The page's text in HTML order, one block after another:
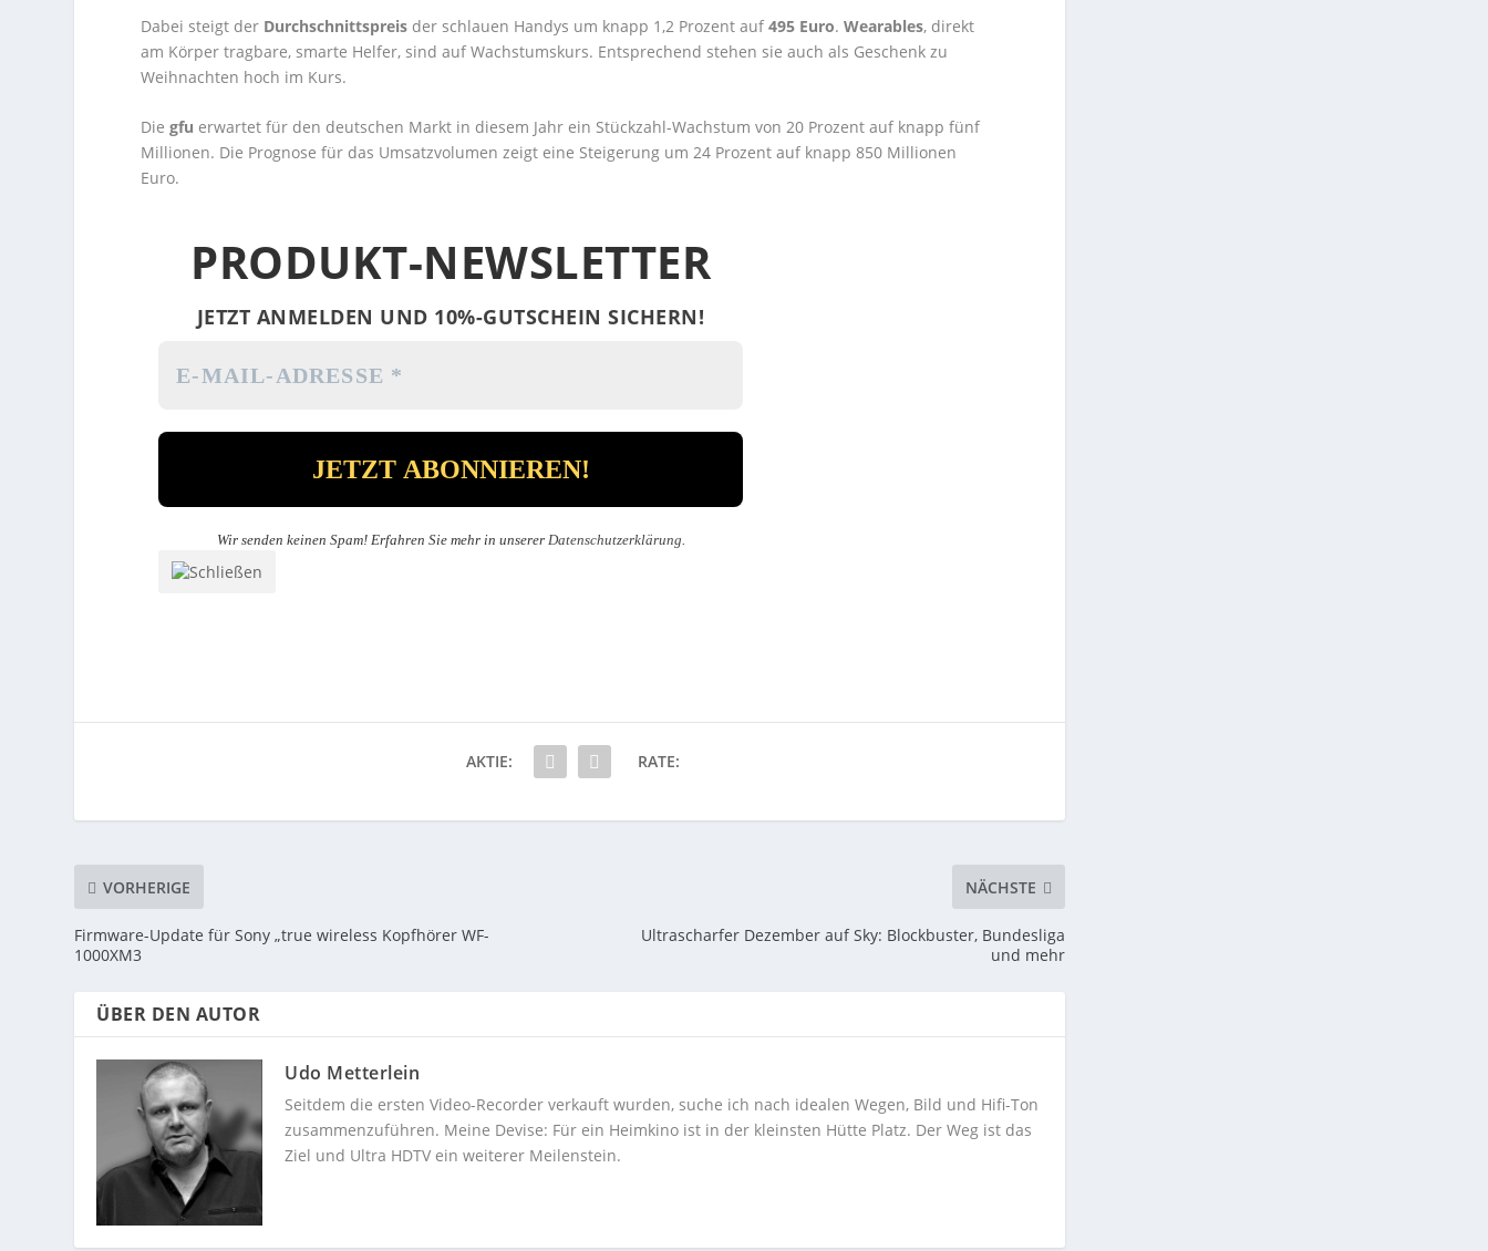
Dabei steigt der Durchschnittspreis der schlauen Handys um knapp 1,2 Prozent auf 495 Euro.Wearables, direkt
am Körper tragbare, smarte Helfer, sind auf Wachstumskurs. Entsprechend stehen sie auch als Geschenk zu
Weihnachten hoch im Kurs.
Die gfu erwartet für den deutschen Markt in diesem Jahr ein Stückzahl-Wachstum von 20 Prozent auf knapp fünf
Millionen. Die Prognose für das Umsatzvolumen zeigt eine Steigerung um 24 Prozent auf knapp 850 Millionen
Euro.
PRODUKT-NEWSLETTER
JETZT ANMELDEN UND 10%-GUTSCHEIN SICHERN!
Wir senden keinen Spam! Erfahren Sie mehr in unserer Datenschutzerklärung.
AKTIE: RATE:
VORHERIGE
Firmware-Update für Sony „true wireless Kopfhörer WF-
1000XM3
NÄCHSTE
Ultrascharfer Dezember auf Sky: Blockbuster, Bundesliga
und mehr
ÜBER DEN AUTOR
Udo Metterlein
Seitdem die ersten Video-Recorder verkauft wurden, suche ich nach idealen Wegen, Bild und Hifi-Ton
zusammenzuführen. Meine Devise: Für ein Heimkino ist in der kleinsten Hütte Platz. Der Weg ist das
Ziel und Ultra HDTV ein weiterer Meilenstein.